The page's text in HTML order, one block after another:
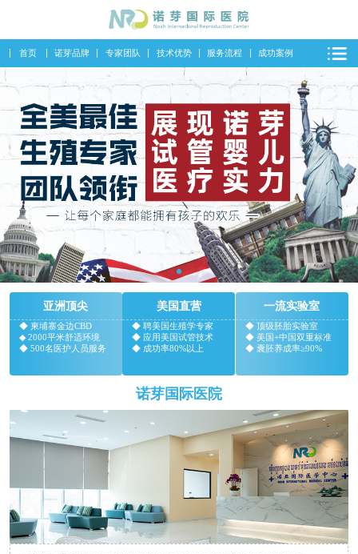
首页 诺芽品牌 专家团队 技术优势 服务流程 成功案例
亚洲顶尖
◆ 柬埔寨金边CBD
◆ 2000平米舒适环境
◆ 500名医护人员服务
美国直营
◆ 聘美国生殖学专家
◆ 应用美国试管技术
◆ 成功率80%以上
一流实验室
◆ 顶级胚胎实验室
◆ 美国+中国双重标准
◆ 囊胚养成率≥90%
诺芽国际医院